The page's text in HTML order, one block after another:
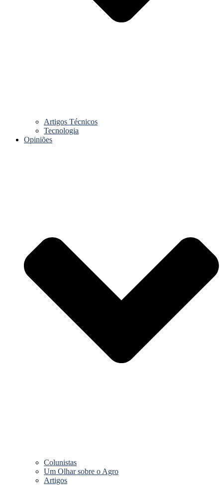
Artigos Técnicos
Tecnologia
Opiniões
Colunistas
Um Olhar sobre o Agro
Artigos